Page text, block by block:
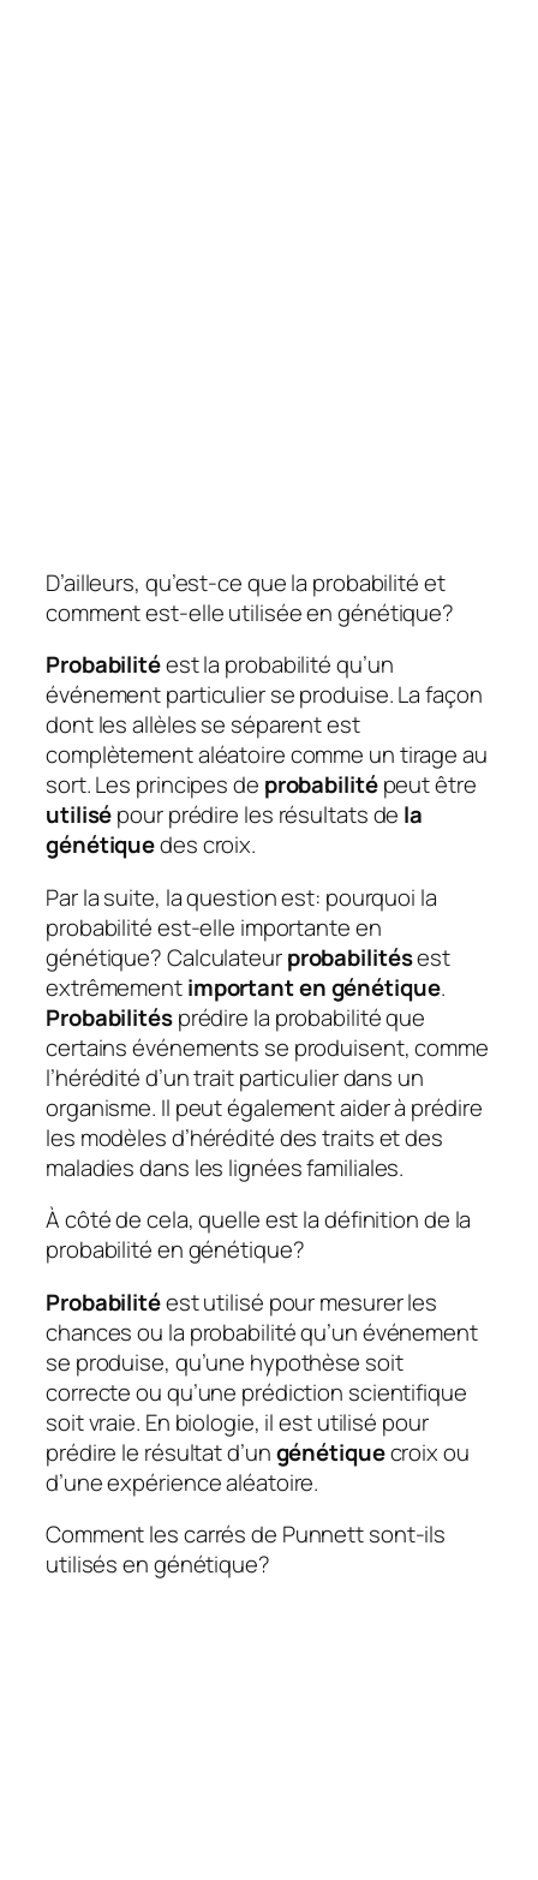
D’ailleurs, qu’est-ce que la probabilité et
comment est-elle utilisée en génétique?
Probabilitéest la probabilité qu’un
événement particulier se produise. La façon
dont les allèles se séparent est
complètement aléatoire comme un tirage au
sort. Les principes de probabilitépeut être
utilisépour prédire les résultats de la
génétiquedes croix.
Par la suite, la question est: pourquoi la
probabilité est-elle importante en
génétique?Calculateurprobabilitésest
extrêmementimportant en génétique.
Probabilitésprédire la probabilité que
certains événements se produisent, comme
l’hérédité d’un trait particulier dans un
organisme. Il peut également aider à prédire
les modèles d’hérédité des traits et des
maladies dans les lignées familiales.
À côté de cela, quelle est la définition de la
probabilité en génétique?
Probabilitéest utilisé pour mesurer les
chances ou la probabilité qu’un événement
se produise, qu’une hypothèse soit
correcte ou qu’une prédiction scientifique
soit vraie. En biologie, il est utilisé pour
prédire le résultat d’ungénétiquecroix ou
d’une expérience aléatoire.
Comment les carrés de Punnett sont-ils
utilisés en génétique?